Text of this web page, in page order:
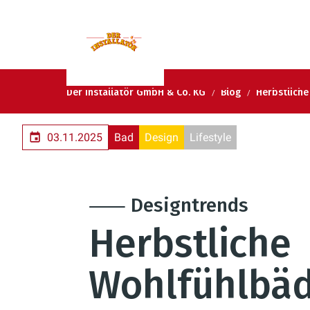
Der Installatör GmbH & Co. KG Blog
03.11.2025 Bad Design Lifestyle
⸺ Designtrends
Herbstliche